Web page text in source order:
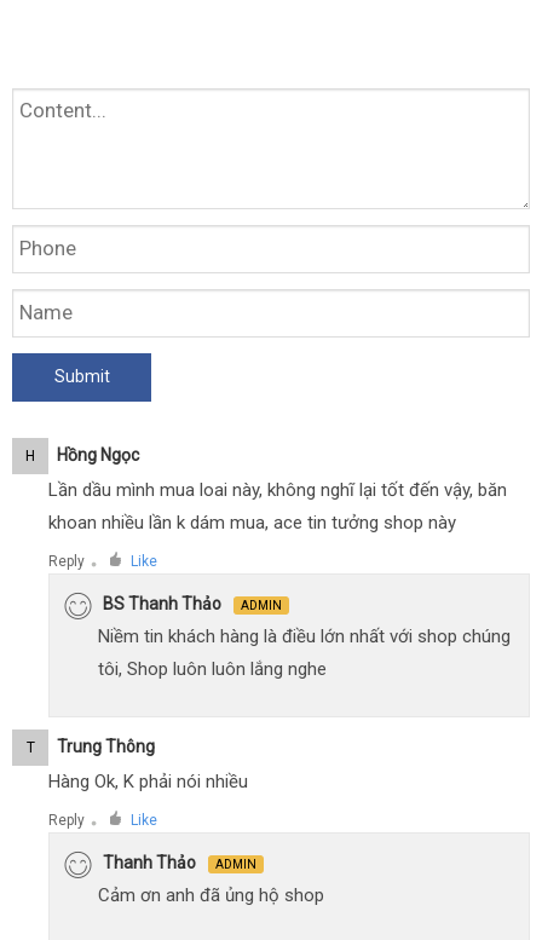
H Hồng Ngọc
Lần dầu mình mua loai này, không nghĩ lại tốt đến vậy, băn
khoan nhiều lần k dám mua, ace tin tưởng shop này
Reply ● Like
BS Thanh Thảo ADMIN
Niềm tin khách hàng là điều lớn nhất với shop chúng
tôi, Shop luôn luôn lắng nghe
T Trung Thông
Hàng Ok, K phải nói nhiều
Reply ● Like
Thanh Thảo ADMIN
Cảm ơn anh đã ủng hộ shop